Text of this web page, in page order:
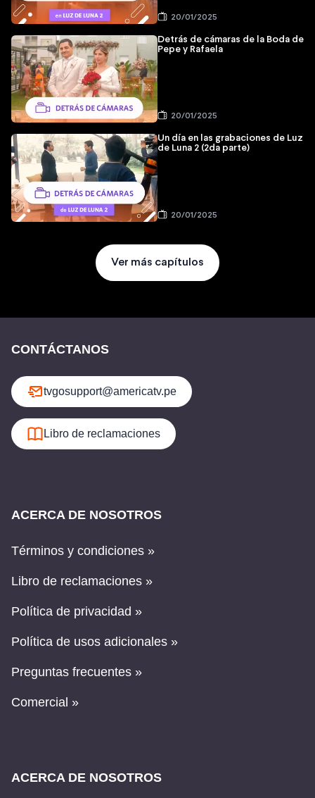
20/01/2025
Detrás de cámaras de la Boda de
Pepe y Rafaela
20/01/2025
Un día en las grabaciones de Luz
de Luna 2 (2da parte)
20/01/2025
Ver más capítulos
CONTÁCTANOS
tvgosupport@americatv.pe
Libro de reclamaciones
ACERCA DE NOSOTROS
Términos y condiciones »
Libro de reclamaciones »
Política de privacidad »
Política de usos adicionales »
Preguntas frecuentes »
Comercial »
ACERCA DE NOSOTROS